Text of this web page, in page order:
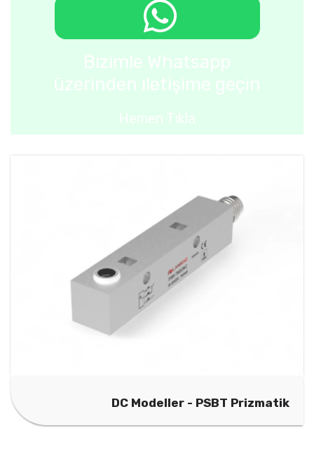
Bizimle Whatsapp
üzerinden iletişime geçin
Hemen Tıkla
DC Modeller - PSBT Prizmatik